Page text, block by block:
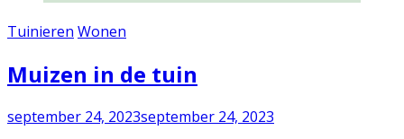
Tuinieren Wonen
Muizen in de tuin
september 24, 2023september 24, 2023